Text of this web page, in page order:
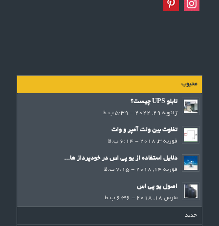
محبوب
تابلو UPS چیست؟
ژانویه 29, 2022 - 5:39 ب.ظ
تفاوت بین ولت آمپر و وات
فوریه 3, 2018 - 6:14 ب.ظ
دلایل استفاده از یو پی اس در خودپرداز ها...
فوریه 14, 2018 - 7:15 ب.ظ
اصول یو پی اس
مارس 18, 2018 - 6:36 ب.ظ
جدید